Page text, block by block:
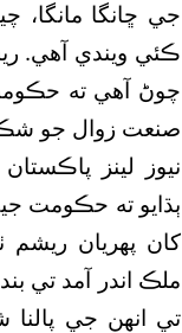
جي ڇانگا مانگا،
ڪئي ويندي آهي.
چوڻ آهي ته
صنعت زوال جو
نيوز لينز
ٻڌايو ته حڪومت
کان پهريان ريشم
ملڪ اندر آمد تي
تي انهن جي